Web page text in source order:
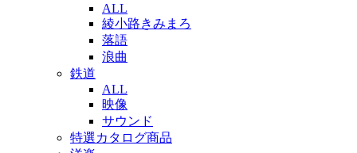
ALL
綾小路きみまろ
落語
浪曲
鉄道
ALL
映像
サウンド
特選カタログ商品